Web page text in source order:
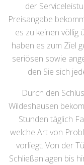
der
Preisangabe
es zu keinen völlig
haben es zum Ziel
seriösen sowie
den Sie sich
Durch den
Wildeshausen
Stunden täglich
welche Art von
vorliegt. Von der
Schließanlagen bis